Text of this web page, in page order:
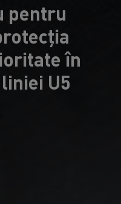
pentru
în
U5